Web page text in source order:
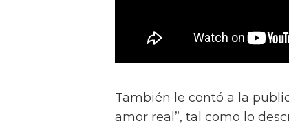
También le contó a la
amor real”, tal como lo